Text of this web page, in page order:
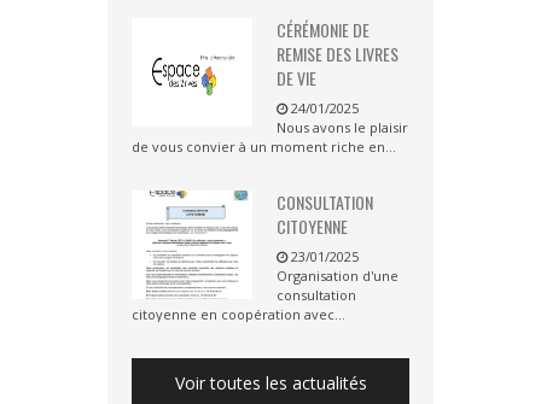
CÉRÉMONIE DE
REMISE DES LIVRES
DE VIE
24/01/2025
Nous avons le plaisir
de vous convier à un moment riche en...
CONSULTATION
CITOYENNE
23/01/2025
Organisation d'une
consultation
citoyenne en coopération avec...
Voir toutes les actualités